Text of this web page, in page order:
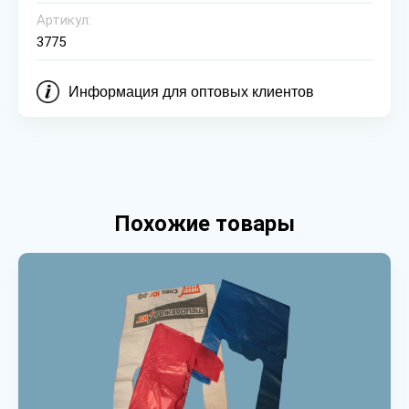
Артикул:
3775
Информация для оптовых клиентов
Похожие товары